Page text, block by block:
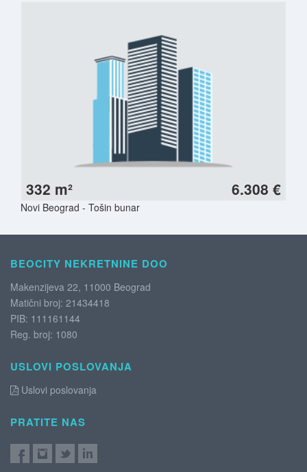
332 m² 6.308 €
Novi Beograd - Tošin bunar
BEOCITY NEKRETNINE DOO
Makenzijeva 22, 11000 Beograd
Matični broj: 21434418
PIB: 111161144
Reg. broj: 1080
USLOVI POSLOVANJA
Uslovi poslovanja
PRATITE NAS